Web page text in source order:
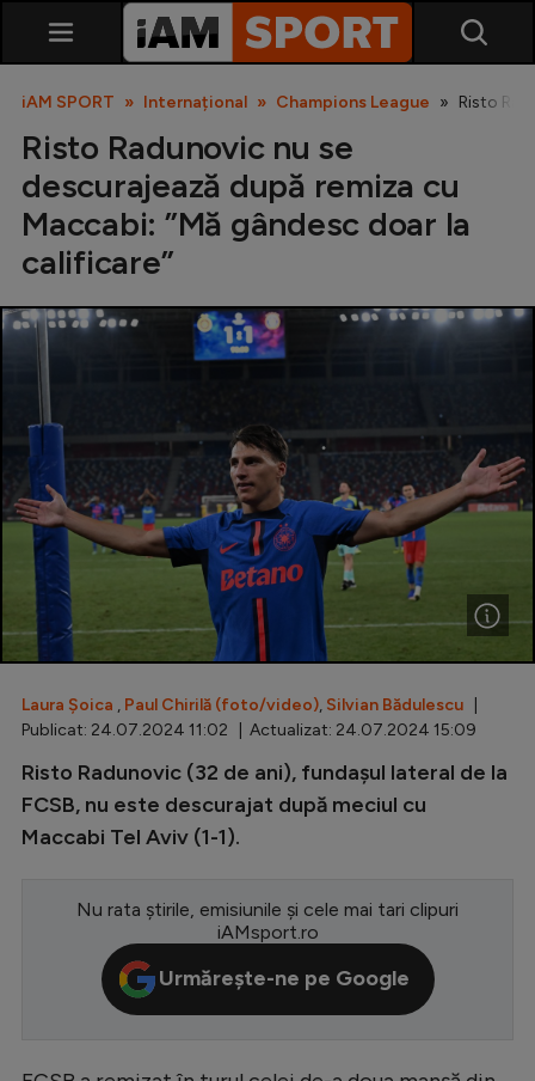
SuperLiga
Liga 2
Echipa Națională
U21
Fotbal feminin
Special
Diverse
Inedit
Clasamente
Champions League
Conference League
CM 2026
Premier League
iAM SPORT Internațional Champions League Risto
Risto Radunovic nu se
descurajează după remiza cu
Maccabi: ”Mă gândesc doar la
calificare”
Laura Șoica , Paul Chirilă (foto/video), Silvian Bădulescu
Publicat: 24.07.2024 11:02 | Actualizat: 24.07.2024 15:09
Risto Radunovic (32 de ani), fundașul lateral de la
FCSB, nu este descurajat după meciul cu
Maccabi Tel Aviv (1-1).
Nu rata știrile, emisiunile și cele mai tari clipuri
iAMsport.ro
Urmărește-ne pe Google